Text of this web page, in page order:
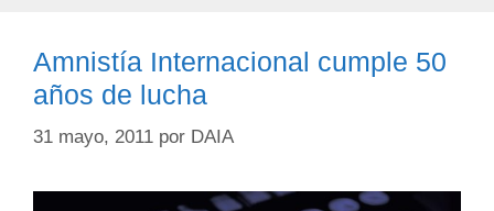
Amnistía Internacional cumple 50
años de lucha
31 mayo, 2011 por DAIA